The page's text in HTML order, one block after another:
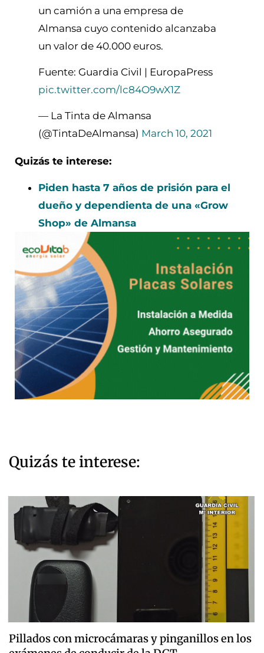
un camión a una empresa de
Almansa cuyo contenido alcanzaba
un valor de 40.000 euros.
Fuente: Guardia Civil | EuropaPress
pic.twitter.com/lc84O9wX1Z
— La Tinta de Almansa
(@TintaDeAlmansa) March 10, 2021
Quizás te interese:
Piden hasta 7 años de prisión para el
dueño y dependienta de una «Grow
Shop» de Almansa
Quizás te interese:
Pillados con microcámaras y pinganillos en los